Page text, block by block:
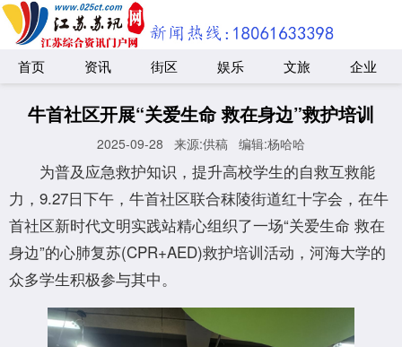
首页 资讯 街区 娱乐 文旅 企业
牛首社区开展“关爱生命 救在身边”救护培训
2025-09-28 来源:供稿 编辑:杨哈哈
为普及应急救护知识，提升高校学生的自救互救能
力，9.27日下午，牛首社区联合秣陵街道红十字会，在牛
首社区新时代文明实践站精心组织了一场“关爱生命 救在
身边”的心肺复苏(CPR+AED)救护培训活动，河海大学的
众多学生积极参与其中。